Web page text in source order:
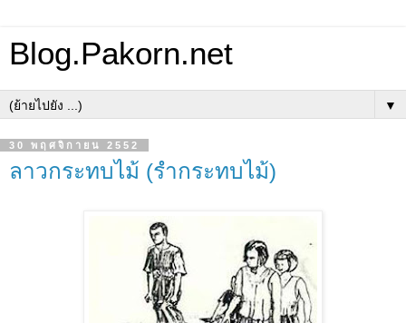
Blog.Pakorn.net
▼
30 พฤศจิกายน 2552
ลาวกระทบไม้ (รำกระทบไม้)